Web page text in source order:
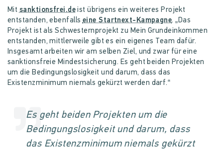
Mitsanktionsfrei.de ist übrigens ein weiteres Projekt
entstanden, ebenfallseine Startnext-Kampagne. „Das
Projekt ist als Schwesternprojekt zu Mein Grundeinkommen
entstanden, mittlerweile gibt es ein eigenes Team dafür.
Insgesamt arbeiten wir am selben Ziel, und zwar für eine
sanktionsfreie Mindestsicherung. Es geht beiden Projekten
um die Bedingungslosigkeit und darum, dass das
Existenzminimum niemals gekürzt werden darf.“
Es geht beiden Projekten um die
Bedingungslosigkeit und darum, dass
das Existenzminimum niemals gekürzt